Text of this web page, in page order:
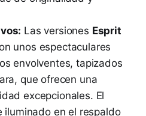
Las versiones Esprit
unos espectaculares
envolventes, tapizados
que ofrecen una
excepcionales. El
iluminado en el respaldo